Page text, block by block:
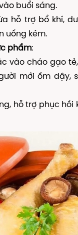
buổi sáng.
hỗ trợ bổ khí,
uống kém.
phẩm:
vào cháo gạo
mới ốm dậy,
hỗ trợ phục hồi